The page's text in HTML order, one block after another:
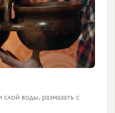
воды, размазать с